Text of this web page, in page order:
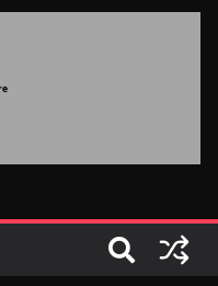
grandes proyectos de
visión estratégica
posición de Marruecos
competitiva (politólogo